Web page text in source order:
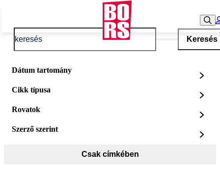
Keresés
Dátum tartomány
Cikk típusa
Rovatok
Szerző szerint
Csak címkében